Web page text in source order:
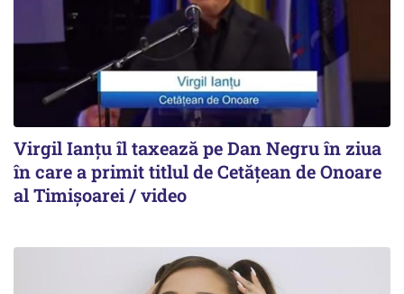
Virgil Ianțu îl taxează pe Dan Negru în ziua
în care a primit titlul de Cetățean de Onoare
al Timișoarei / video